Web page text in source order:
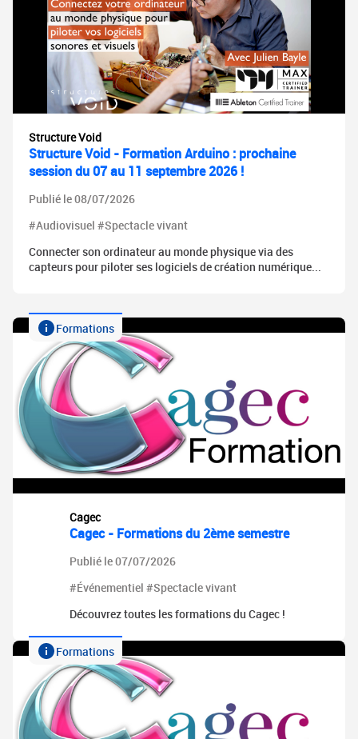
Structure Void
Structure Void - Formation Arduino : prochaine
session du 07 au 11 septembre 2026 !
Publié le 08/07/2026
#Audiovisuel #Spectacle vivant
Connecter son ordinateur au monde physique via des
capteurs pour piloter ses logiciels de création numérique...
Formations
Cagec
Cagec - Formations du 2ème semestre
Publié le 07/07/2026
#Événementiel #Spectacle vivant
Découvrez toutes les formations du Cagec !
Formations